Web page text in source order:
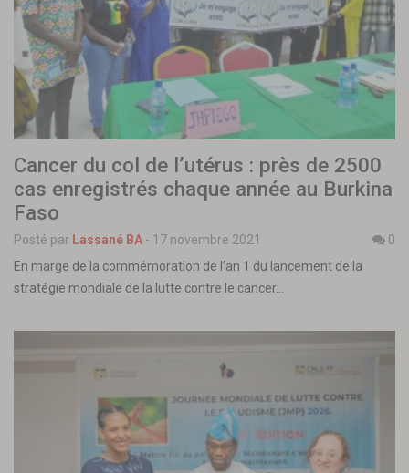
Cancer du col de l’utérus : près de 2500
cas enregistrés chaque année au Burkina
Faso
Posté par Lassané BA - 17 novembre 2021
0
En marge de la commémoration de l’an 1 du lancement de la
stratégie mondiale de la lutte contre le cancer…